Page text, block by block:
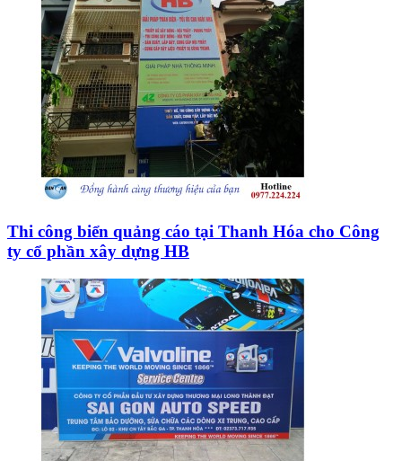
Thi công biển quảng cáo tại Thanh Hóa cho Công
ty cổ phần xây dựng HB